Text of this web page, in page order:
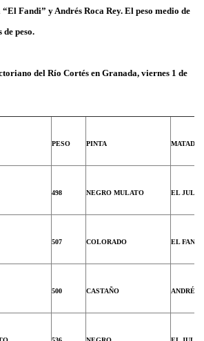
Fandi” y Andrés Roca Rey. El peso medio de
peso.
del Río Cortés en Granada, viernes 1 de
PESO PINTA
498 NEGRO MULATO EL JULI
507 COLORADO EL FANDI
500 CASTAÑO ANDRÉS